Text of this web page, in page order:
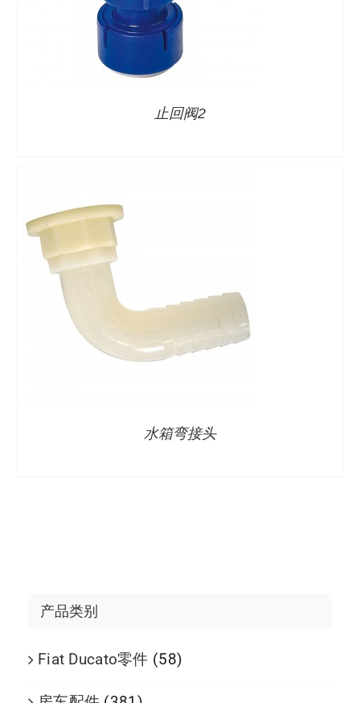
止回阀2
水箱弯接头
产品类别
Fiat Ducato零件 (58)